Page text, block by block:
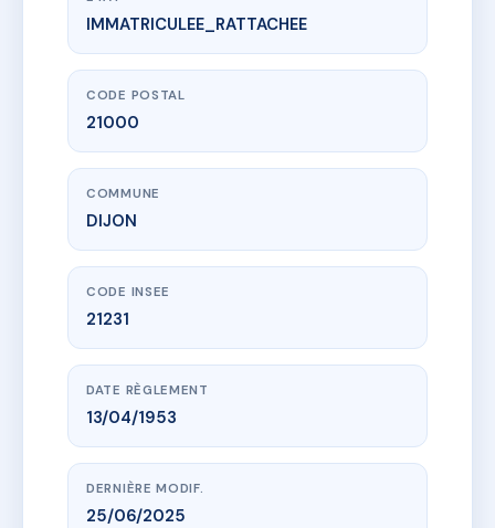
www.vme.plus/AC6793657
19 RUE DE CONSTANTINE
19 r de constantine
IMMATRICULEE_RATTACHEE
CODE POSTAL
21000
COMMUNE
DIJON
CODE INSEE
21231
DATE RÈGLEMENT
13/04/1953
DERNIÈRE MODIF.
25/06/2025